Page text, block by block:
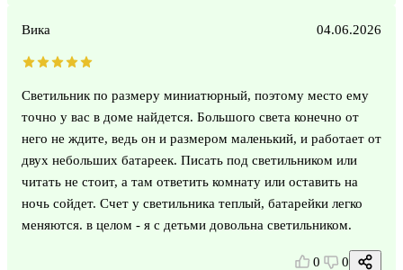
Вика 04.06.2026
Светильник по размеру миниатюрный, поэтому место ему
точно у вас в доме найдется. Большого света конечно от
него не ждите, ведь он и размером маленький, и работает от
двух небольших батареек. Писать под светильником или
читать не стоит, а там ответить комнату или оставить на
ночь сойдет. Счет у светильника теплый, батарейки легко
меняются. в целом - я с детьми довольна светильником.
0 0